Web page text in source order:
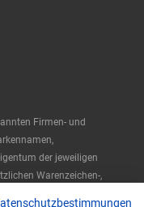
Firmen- und
der jeweiligen
Warenzeichen-,